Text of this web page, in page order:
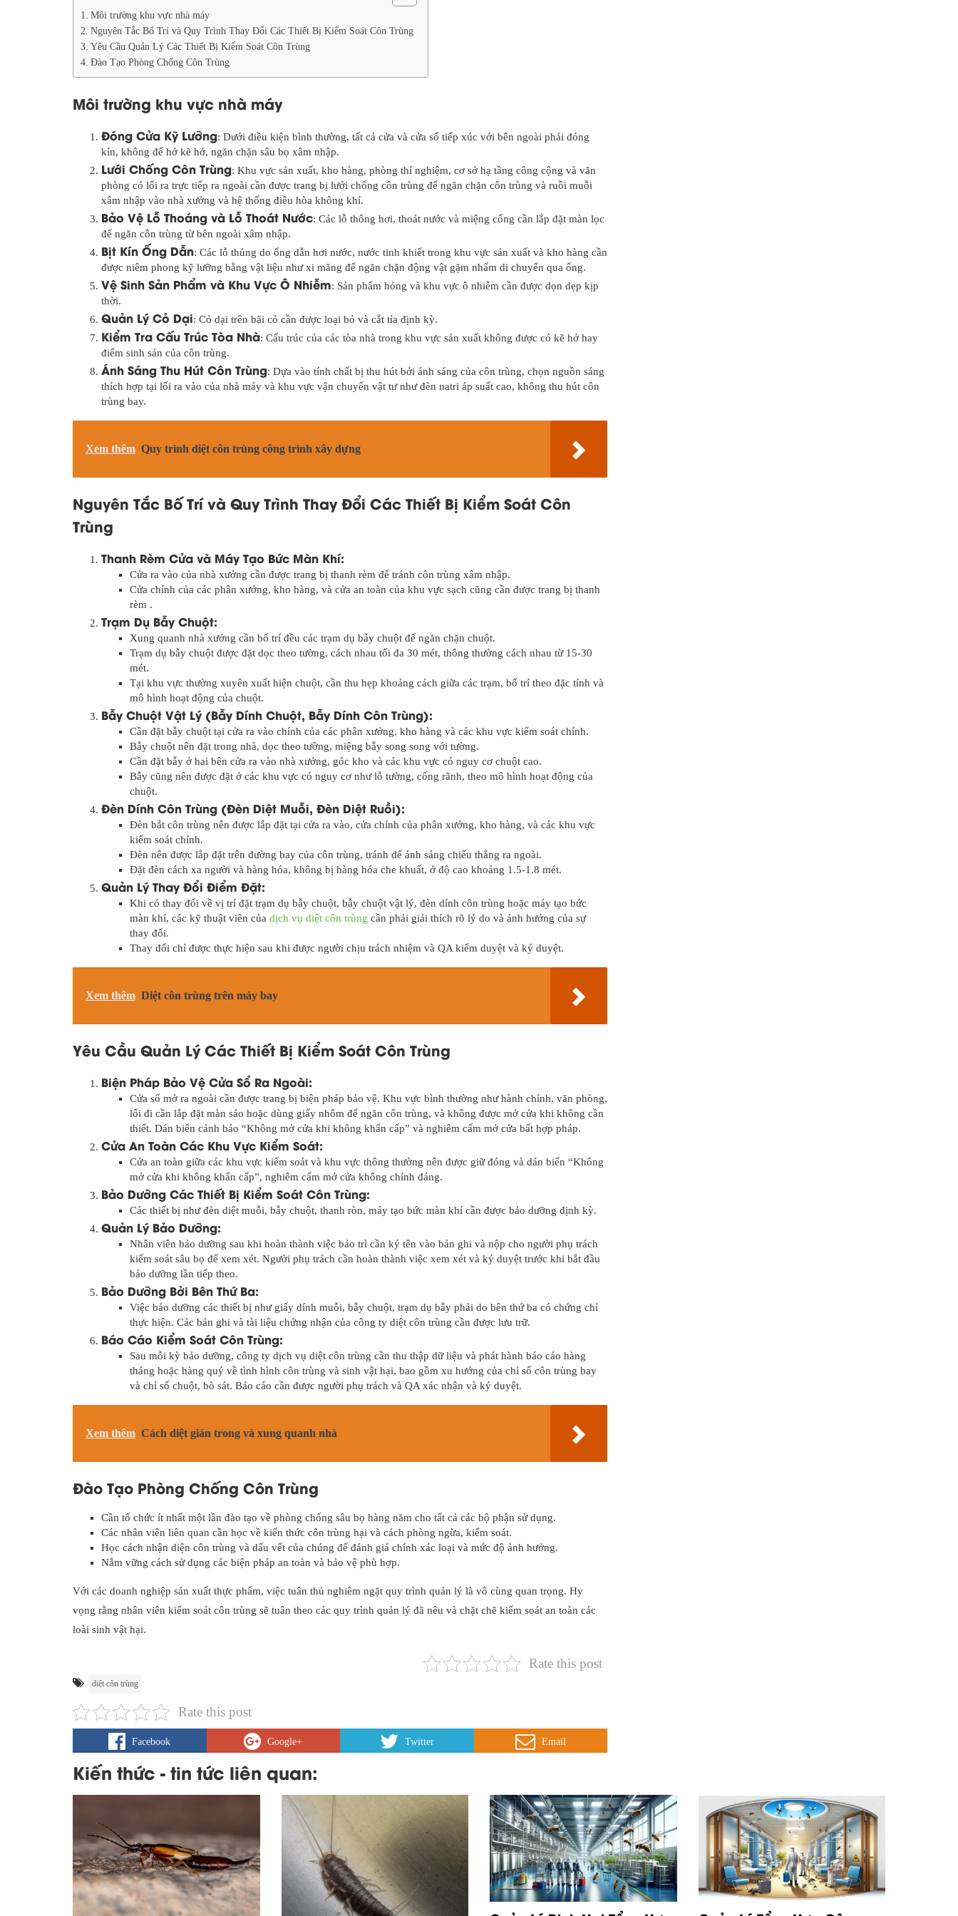
Môi trường khu vực nhà máy
Nguyên Tắc Bố Trí và Quy Trình Thay Đổi Các Thiết Bị Kiểm Soát Côn Trùng
Yêu Cầu Quản Lý Các Thiết Bị Kiểm Soát Côn Trùng
Đào Tạo Phòng Chống Côn Trùng
Môi trường khu vực nhà máy
Đóng Cửa Kỹ Lưỡng: Dưới điều kiện bình thường, tất cả cửa và cửa sổ tiếp xúc với bên ngoài phải đóng
kín, không để hở kẽ hở, ngăn chặn sâu bọ xâm nhập.
Lưới Chống Côn Trùng: Khu vực sản xuất, kho hàng, phòng thí nghiệm, cơ sở hạ tầng công cộng và văn
phòng có lối ra trực tiếp ra ngoài cần được trang bị lưới chống côn trùng để ngăn chặn côn trùng và ruồi muỗi
xâm nhập vào nhà xưởng và hệ thống điều hòa không khí.
Bảo Vệ Lỗ Thoáng và Lỗ Thoát Nước: Các lỗ thông hơi, thoát nước và miệng cống cần lắp đặt màn lọc
để ngăn côn trùng từ bên ngoài xâm nhập.
Bịt Kín Ống Dẫn: Các lỗ thủng do ống dẫn hơi nước, nước tinh khiết trong khu vực sản xuất và kho hàng cần
được niêm phong kỹ lưỡng bằng vật liệu như xi măng để ngăn chặn động vật gặm nhấm di chuyển qua ống.
Vệ Sinh Sản Phẩm và Khu Vực Ô Nhiễm: Sản phẩm hỏng và khu vực ô nhiễm cần được dọn dẹp kịp
thời.
Quản Lý Cỏ Dại: Cỏ dại trên bãi cỏ cần được loại bỏ và cắt tỉa định kỳ.
Kiểm Tra Cấu Trúc Tòa Nhà: Cấu trúc của các tòa nhà trong khu vực sản xuất không được có kẽ hở hay
điểm sinh sản của côn trùng.
Ánh Sáng Thu Hút Côn Trùng: Dựa vào tính chất bị thu hút bởi ánh sáng của côn trùng, chọn nguồn sáng
thích hợp tại lối ra vào của nhà máy và khu vực vận chuyển vật tư như đèn natri áp suất cao, không thu hút côn
trùng bay.
Xem thêm Quy trình diệt côn trùng công trình xây dựng
Nguyên Tắc Bố Trí và Quy Trình Thay Đổi Các Thiết Bị Kiểm Soát Côn
Trùng
Thanh Rèm Cửa và Máy Tạo Bức Màn Khí:
Cửa ra vào của nhà xưởng cần được trang bị thanh rèm để tránh côn trùng xâm nhập.
Cửa chính của các phân xưởng, kho hàng, và cửa an toàn của khu vực sạch cũng cần được trang bị thanh
rèm .
Trạm Dụ Bẫy Chuột:
Xung quanh nhà xưởng cần bố trí đều các trạm dụ bẫy chuột để ngăn chặn chuột.
Trạm dụ bẫy chuột được đặt dọc theo tường, cách nhau tối đa 30 mét, thông thường cách nhau từ 15-30
mét.
Tại khu vực thường xuyên xuất hiện chuột, cần thu hẹp khoảng cách giữa các trạm, bố trí theo đặc tính và
mô hình hoạt động của chuột.
Bẫy Chuột Vật Lý (Bẫy Dính Chuột, Bẫy Dính Côn Trùng):
Cần đặt bẫy chuột tại cửa ra vào chính của các phân xưởng, kho hàng và các khu vực kiểm soát chính.
Bẫy chuột nên đặt trong nhà, dọc theo tường, miệng bẫy song song với tường.
Cần đặt bẫy ở hai bên cửa ra vào nhà xưởng, góc kho và các khu vực có nguy cơ chuột cao.
Bẫy cũng nên được đặt ở các khu vực có nguy cơ như lỗ tường, cống rãnh, theo mô hình hoạt động của
chuột.
Đèn Dính Côn Trùng (Đèn Diệt Muỗi, Đèn Diệt Ruồi):
Đèn bắt côn trùng nên được lắp đặt tại cửa ra vào, cửa chính của phân xưởng, kho hàng, và các khu vực
kiểm soát chính.
Đèn nên được lắp đặt trên đường bay của côn trùng, tránh để ánh sáng chiếu thẳng ra ngoài.
Đặt đèn cách xa người và hàng hóa, không bị hàng hóa che khuất, ở độ cao khoảng 1.5-1.8 mét.
Quản Lý Thay Đổi Điểm Đặt:
Khi có thay đổi về vị trí đặt trạm dụ bẫy chuột, bẫy chuột vật lý, đèn dính côn trùng hoặc máy tạo bức
màn khí, các kỹ thuật viên của dịch vụ diệt côn trùng cần phải giải thích rõ lý do và ảnh hưởng của sự
thay đổi.
Thay đổi chỉ được thực hiện sau khi được người chịu trách nhiệm và QA kiểm duyệt và ký duyệt.
Xem thêm Diệt côn trùng trên máy bay
Yêu Cầu Quản Lý Các Thiết Bị Kiểm Soát Côn Trùng
Biện Pháp Bảo Vệ Cửa Sổ Ra Ngoài:
Cửa sổ mở ra ngoài cần được trang bị biện pháp bảo vệ. Khu vực bình thường như hành chính, văn phòng,
lối đi cần lắp đặt màn sáo hoặc dùng giấy nhôm để ngăn côn trùng, và không được mở cửa khi không cần
thiết. Dán biển cảnh báo “Không mở cửa khi không khẩn cấp” và nghiêm cấm mở cửa bất hợp pháp.
Cửa An Toàn Các Khu Vực Kiểm Soát:
Cửa an toàn giữa các khu vực kiểm soát và khu vực thông thường nên được giữ đóng và dán biển “Không
mở cửa khi không khẩn cấp”, nghiêm cấm mở cửa không chính đáng.
Bảo Dưỡng Các Thiết Bị Kiểm Soát Côn Trùng:
Các thiết bị như đèn diệt muỗi, bẫy chuột, thanh ròn, máy tạo bức màn khí cần được bảo dưỡng định kỳ.
Quản Lý Bảo Dưỡng:
Nhân viên bảo dưỡng sau khi hoàn thành việc bảo trì cần ký tên vào bản ghi và nộp cho người phụ trách
kiểm soát sâu bọ để xem xét. Người phụ trách cần hoàn thành việc xem xét và ký duyệt trước khi bắt đầu
bảo dưỡng lần tiếp theo.
Bảo Dưỡng Bởi Bên Thứ Ba:
Việc bảo dưỡng các thiết bị như giấy dính muỗi, bẫy chuột, trạm dụ bẫy phải do bên thứ ba có chứng chỉ
thực hiện. Các bản ghi và tài liệu chứng nhận của công ty diệt côn trùng cần được lưu trữ.
Báo Cáo Kiểm Soát Côn Trùng:
Sau mỗi kỳ bảo dưỡng, công ty dịch vụ diệt côn trùng cần thu thập dữ liệu và phát hành báo cáo hàng
tháng hoặc hàng quý về tình hình côn trùng và sinh vật hại, bao gồm xu hướng của chỉ số côn trùng bay
và chỉ số chuột, bò sát. Báo cáo cần được người phụ trách và QA xác nhận và ký duyệt.
Xem thêm Cách diệt gián trong và xung quanh nhà
Đào Tạo Phòng Chống Côn Trùng
Cần tổ chức ít nhất một lần đào tạo về phòng chống sâu bọ hàng năm cho tất cả các bộ phận sử dụng.
Các nhân viên liên quan cần học về kiến thức côn trùng hại và cách phòng ngừa, kiểm soát.
Học cách nhận diện côn trùng và dấu vết của chúng để đánh giá chính xác loại và mức độ ảnh hưởng.
Nắm vững cách sử dụng các biện pháp an toàn và bảo vệ phù hợp.
Với các doanh nghiệp sản xuất thực phẩm, việc tuân thủ nghiêm ngặt quy trình quản lý là vô cùng quan trọng. Hy
vọng rằng nhân viên kiểm soát côn trùng sẽ tuân theo các quy trình quản lý đã nêu và chặt chẽ kiểm soát an toàn các
loài sinh vật hại.
Rate this post
diệt côn trùng
Rate this post
Facebook Google+ Twitter Email
Kiến thức - tin tức liên quan: